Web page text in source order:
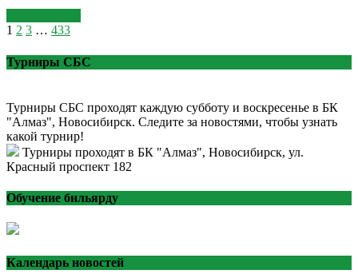
1 2 3 … 433
Турниры СБС
Турниры СБС проходят каждую субботу и воскресенье в БК
"Алмаз", Новосибирск. Следите за новостями, чтобы узнать
какой турнир!
Турниры проходят в БК "Алмаз", Новосибирск, ул.
Красный проспект 182
Обучение бильярду
Календарь новостей